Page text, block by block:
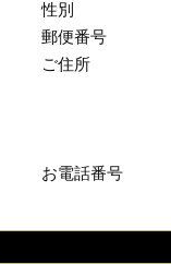
性別
郵便番号
ご住所
お電話番号